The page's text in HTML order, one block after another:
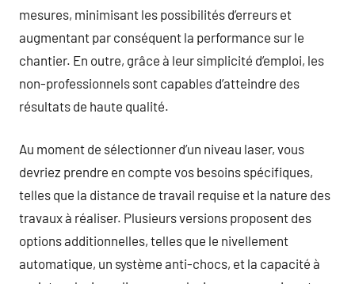
mesures, minimisant les possibilités d’erreurs et
augmentant par conséquent la performance sur le
chantier. En outre, grâce à leur simplicité d’emploi, les
non-professionnels sont capables d’atteindre des
résultats de haute qualité.
Au moment de sélectionner d’un niveau laser, vous
devriez prendre en compte vos besoins spécifiques,
telles que la distance de travail requise et la nature des
travaux à réaliser. Plusieurs versions proposent des
options additionnelles, telles que le nivellement
automatique, un système anti-chocs, et la capacité à